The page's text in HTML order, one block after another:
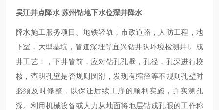
吴江井点降水 苏州钻地下水位深井降水
降水施工服务项目。地铁轻轨，市政道路，人防工程，地
下室，大型基坑，管道深埋等宜兴钻井队环境检测井l。成
井工艺：，下井管前，应对钻孔孔壁，孔径，孔深进行校
核，查明孔壁是否规则圆滑，发现有缩径等不规则孔壁时
必须及时修整，以保证后续工序的顺利实施，并实测孔
深。利用机械设备或人力从地面将地层钻成孔眼的工作称